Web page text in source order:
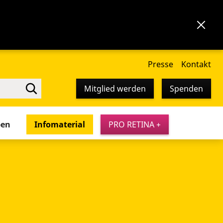
Presse Kontakt
Mitglied werden Spenden
Infomaterial PRO RETINA +